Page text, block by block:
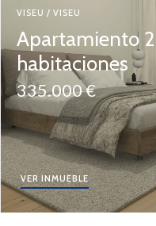
VISEU / VISEU
Apartamiento 2
habitaciones
335.000 €
VER INMUEBLE